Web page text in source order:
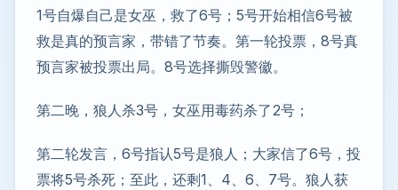
1号自爆自己是女巫，救了6号；5号开始相信6号被
救是真的预言家，带错了节奏。第一轮投票，8号真
预言家被投票出局。8号选择撕毁警徽。
第二晚，狼人杀3号，女巫用毒药杀了2号；
第二轮发言，6号指认5号是狼人；大家信了6号，投
票将5号杀死；至此，还剩1、4、6、7号。狼人获